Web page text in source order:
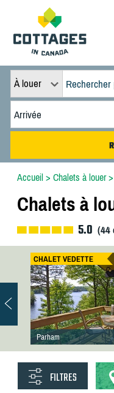
À louer
Accueil> Chalets à louer>
Chalets à
5.0 (44
CHALET VEDETTE
Parham
FILTRES